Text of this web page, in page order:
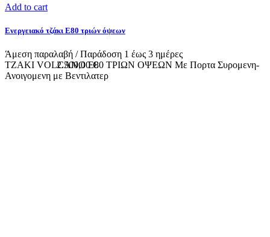
Add to cart
Ενεργειακό τζάκι Ε80 τριών όψεων
Άμεση παραλαβή / Παράδoση 1 έως 3 ημέρες
2.500,00 €
TZAKI VOLCANO E80 ΤΡΙΩΝ ΟΨΕΩΝ Με Πορτα Συρομενη-
Ανοιγομενη με Bεντιλατερ